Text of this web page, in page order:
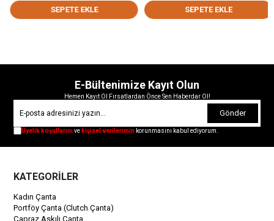
SEPETE EKLE SEPETE EKLE
E-Bültenimize Kayıt Olun
Hemen Kayıt Ol Fırsatlardan Önce Sen Haberdar Ol!
Gönder
Üyelik koşullarınıve kişisel verilerimin korunmasını kabul ediyorum.
KATEGORİLER
Kadın Çanta
Portföy Çanta (Clutch Çanta)
Çapraz Askılı Çanta